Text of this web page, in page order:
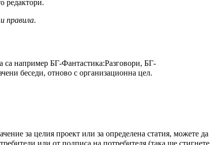
редактори.
правила.
са например БГ-Фантастика:Разговори, БГ-
беседи, отново с организационна цел.
за целия проект или за определена статия, можете да